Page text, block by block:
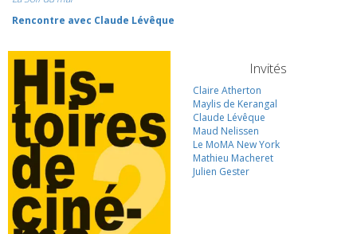
Rencontre avec Claude Lévêque
Invités
Claire Atherton
Maylis de Kerangal
Claude Lévêque
Maud Nelissen
Le MoMA New York
Mathieu Macheret
Julien Gester